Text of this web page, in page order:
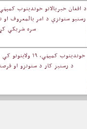
د افغان خبریالانو خوندیتوب
رسنیو ستونزې د امر بالمعروف او
سره شریکې
خوندیتوب کمېټې،
د رسنيز کار د ستونزو او